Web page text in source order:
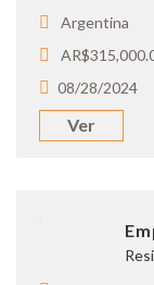
Argentina
08/28/2024
Ver